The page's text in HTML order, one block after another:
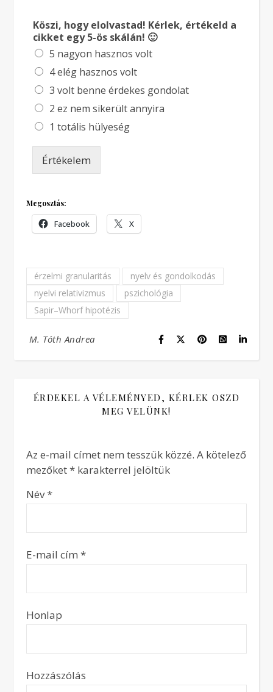
Köszi, hogy elolvastad! Kérlek, értékeld a
cikket egy 5-ös skálán! 🙂
5 nagyon hasznos volt
4 elég hasznos volt
3 volt benne érdekes gondolat
2 ez nem sikerült annyira
1 totális hülyeség
Értékelem
Megosztás:
Facebook X
érzelmi granularitás
nyelv és gondolkodás
nyelvi relativizmus
pszichológia
Sapir–Whorf hipotézis
M. Tóth Andrea
ÉRDEKEL A VÉLEMÉNYED, KÉRLEK OSZD
MEG VELÜNK!
Az e-mail címet nem tesszük közzé. A kötelező
mezőket* karakterrel jelöltük
Név*
E-mail cím *
Honlap
Hozzászólás